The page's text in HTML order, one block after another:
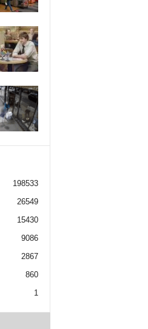
198533
26549
15430
9086
2867
860
1